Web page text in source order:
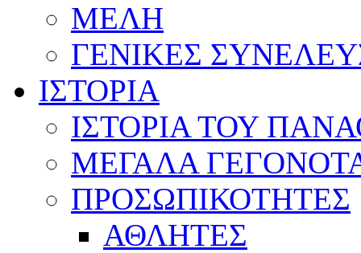
ΜΕΛΗ
ΓΕΝΙΚΕΣ
ΙΣΤΟΡΙΑ
ΙΣΤΟΡΙΑ ΤΟΥ
ΜΕΓΑΛΑ
ΠΡΟΣΩΠΙΚΟΤΗΤΕΣ
ΑΘΛΗΤΕΣ